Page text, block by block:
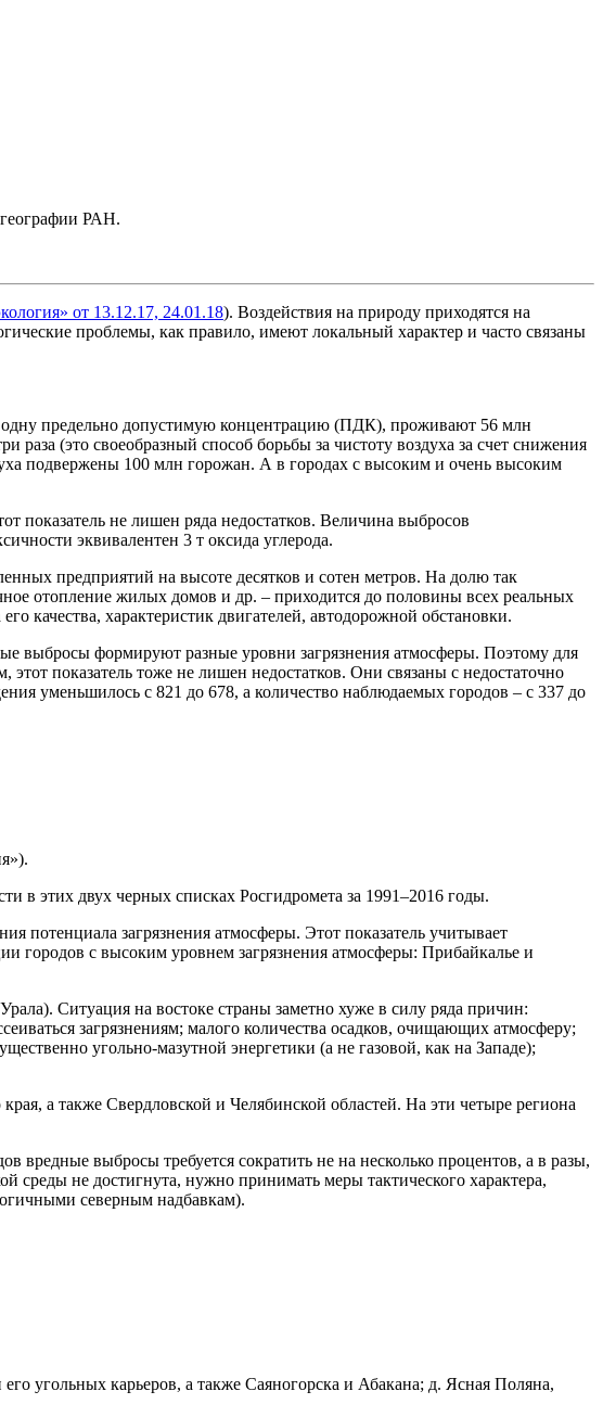
РАН.
от 13.12.17, 24.01.18). Воздействия на природу приходятся на
проблемы, как правило, имеют локальный характер и часто связаны
одну предельно допустимую концентрацию (ПДК), проживают 56 млн
(это своеобразный способ борьбы за чистоту воздуха за счет снижения
подвержены 100 млн горожан. А в городах с высоким и очень высоким
показатель не лишен ряда недостатков. Величина выбросов
эквивалентен 3 т оксида углерода.
предприятий на высоте десятков и сотен метров. На долю так
отопление жилых домов и др. – приходится до половины всех реальных
качества, характеристик двигателей, автодорожной обстановки.
выбросы формируют разные уровни загрязнения атмосферы. Поэтому для
показатель тоже не лишен недостатков. Они связаны с недостаточно
уменьшилось с 821 до 678, а количество наблюдаемых городов – с 337 до
в этих двух черных списках Росгидромета за 1991–2016 годы.
потенциала загрязнения атмосферы. Этот показатель учитывает
городов с высоким уровнем загрязнения атмосферы: Прибайкалье и
Ситуация на востоке страны заметно хуже в силу ряда причин:
загрязнениям; малого количества осадков, очищающих атмосферу;
угольно-мазутной энергетики (а не газовой, как на Западе);
а также Свердловской и Челябинской областей. На эти четыре региона
вредные выбросы требуется сократить не на несколько процентов, а в разы,
среды не достигнута, нужно принимать меры тактического характера,
северным надбавкам).
угольных карьеров, а также Саяногорска и Абакана; д. Ясная Поляна,